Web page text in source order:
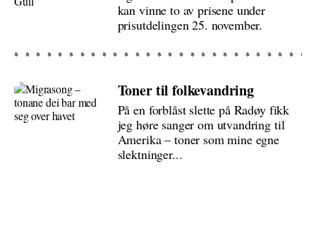
kan vinne to av prisene under
prisutdelingen 25. november.
Toner til folkevandring
På en forblåst slette på Radøy fikk
jeg høre sanger om utvandring til
Amerika – toner som mine egne
slektninger...